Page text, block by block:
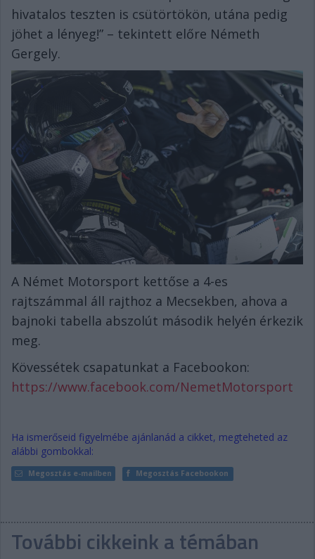
hivatalos teszten is csütörtökön, utána pedig
jöhet a lényeg!” – tekintett előre Németh
Gergely.
A Német Motorsport kettőse a 4-es
rajtszámmal áll rajthoz a Mecsekben, ahova a
bajnoki tabella abszolút második helyén érkezik
meg.
Kövessétek csapatunkat a Facebookon:
https://www.facebook.com/NemetMotorsport
Ha ismerőseid figyelmébe ajánlanád a cikket, megteheted az
alábbi gombokkal:
Megosztás e-mailben Megosztás Facebookon
További cikkeink a témában